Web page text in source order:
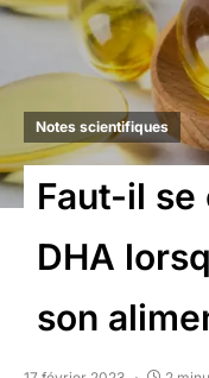
Notes scientifiques
Faut-il
DHA
son